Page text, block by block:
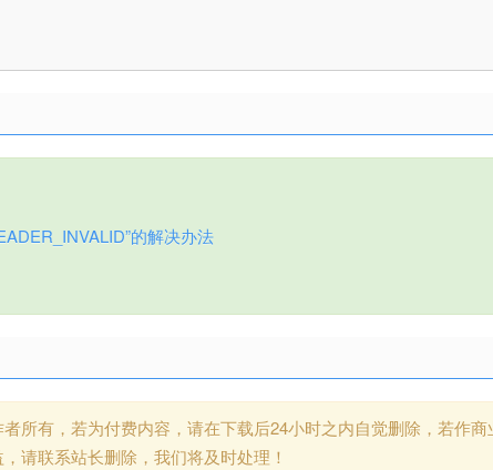
的解决办法
所有，若为付费内容，请在下载后24小时之内自觉删除，若作
请联系站长删除，我们将及时处理！